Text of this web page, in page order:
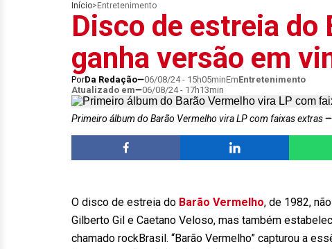
Início> Entretenimento
Disco de estreia do
ganha versão em
PorDa Redação 06/08/24 - 15h05minEmEntretenimento
Atualizado em
06/08/24 - 17h13min
Primeiro álbum do Barão Vermelho vira LP com faixas extras
O disco de estreia do Barão Vermelho, de 1982,
Gilberto Gil e Caetano Veloso, mas também
chamado rockBrasil. “Barão Vermelho” capturou a